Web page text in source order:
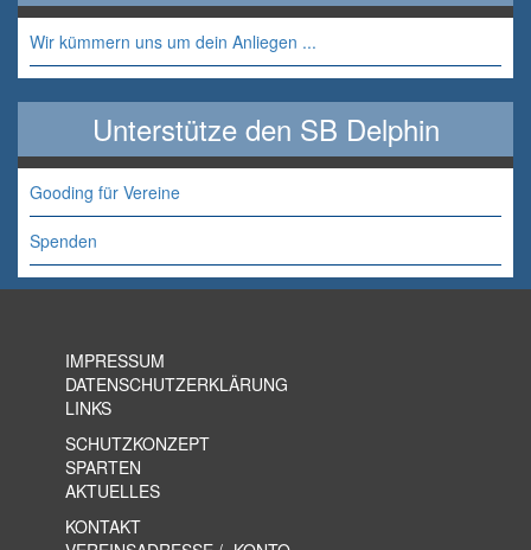
Wir kümmern uns um dein Anliegen ...
Unterstütze den SB Delphin
Gooding für Vereine
Spenden
IMPRESSUM
DATENSCHUTZERKLÄRUNG
LINKS
SCHUTZKONZEPT
SPARTEN
AKTUELLES
KONTAKT